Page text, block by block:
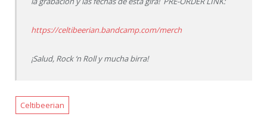
https://celtibeerian.bandcamp.com/merch
¡Salud, Rock ‘n Roll y mucha birra!
Celtibeerian